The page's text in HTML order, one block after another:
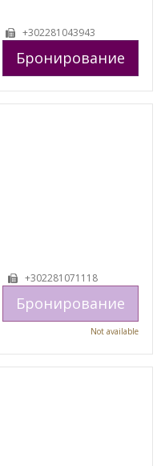
+302281043943
Бронирование
+302281071118
Бронирование
Not available